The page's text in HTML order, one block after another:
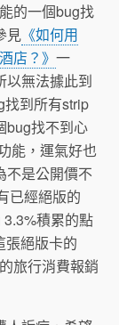
的一個bug找
見 《如何用
店？》 一
以無法據此到
到所有strip
bug找不到心
能，運氣好也
不是公開價不
已經絕版的
積累的點
張絕版卡的
的旅行消費報銷